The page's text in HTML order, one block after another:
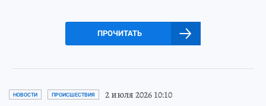
ПРОЧИТАТЬ
НОВОСТИ ПРОИСШЕСТВИЯ 2 июля 2026 10:10